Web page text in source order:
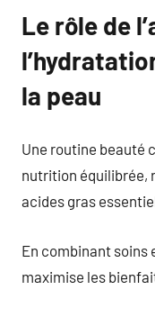
Le rôle de
la peau
Une routine beauté
nutrition équilibrée,
acides gras
En combinant soins
maximise les